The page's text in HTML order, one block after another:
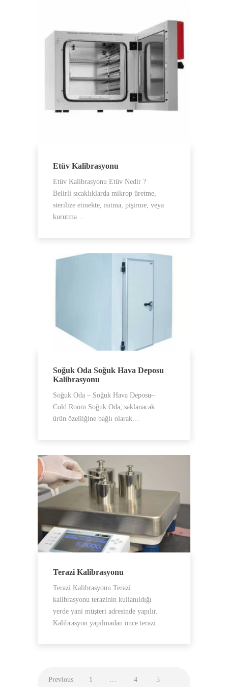
Etüv Kalibrasyonu
Etüv Kalibrasyonu Etüv Nedir ?
Belirli sıcaklıklarda mikrop üretme,
sterilize etmekte, ısıtma, pişirme, veya
kurutma…
Soğuk Oda Soğuk Hava Deposu
Kalibrasyonu
Soğuk Oda – Soğuk Hava Deposu–
Cold Room Soğuk Oda; saklanacak
ürün özelliğine bağlı olarak…
Terazi Kalibrasyonu
Terazi Kalibrasyonu Terazi
kalibrasyonu terazinin kullanıldığı
yerde yani müşteri adresinde yapılır.
Kalibrasyon yapılmadan önce terazi…
Previous 1 … 4 5